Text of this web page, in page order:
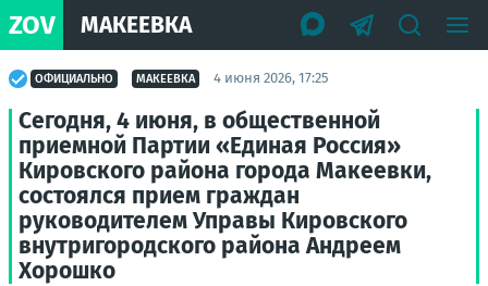
ZOV МАКЕЕВКА
ОФИЦИАЛЬНО МАКЕЕВКА 4 июня 2026, 17:25
Сегодня, 4 июня, в общественной
приемной Партии «Единая Россия»
Кировского района города Макеевки,
состоялся прием граждан
руководителем Управы Кировского
внутригородского района Андреем
Хорошко